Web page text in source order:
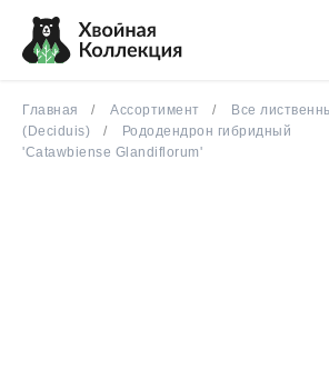
Главная Ассортимент
Все
(Deciduis)
Рододендрон гибридный
'Catawbiense Glandiflorum'